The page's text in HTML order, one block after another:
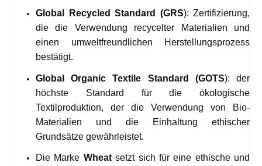
Global Recycled Standard (GRS): Zertifizierung,
die die Verwendung recycelter Materialien und
einen umweltfreundlichen Herstellungsprozess
bestätigt.
Global Organic Textile Standard (GOTS): der
höchste Standard für die ökologische
Textilproduktion, der die Verwendung von Bio-
Materialien und die Einhaltung ethischer
Grundsätze gewährleistet.
Die Marke Wheatsetzt sich für eine ethische und